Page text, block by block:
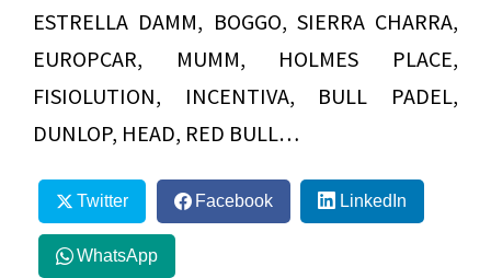
ESTRELLA DAMM, BOGGO, SIERRA CHARRA,
EUROPCAR, MUMM, HOLMES PLACE,
FISIOLUTION, INCENTIVA, BULL PADEL,
DUNLOP, HEAD, RED BULL…
Twitter Facebook LinkedIn
WhatsApp